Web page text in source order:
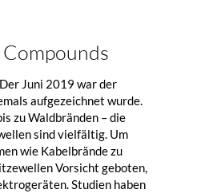
Juni 2019 war der
aufgezeichnet wurde.
zu Waldbränden – die
sind vielfältig. Um
wie Kabelbrände zu
Vorsicht geboten,
Studien haben